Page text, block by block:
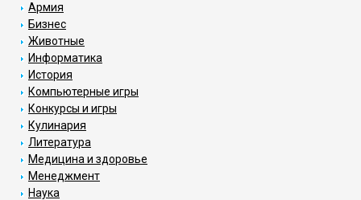
Армия
Бизнес
Животные
Информатика
История
Компьютерные игры
Конкурсы и игры
Кулинария
Литература
Медицина и здоровье
Менеджмент
Наука